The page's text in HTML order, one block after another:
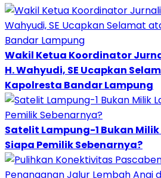
Wakil Ketua Koordinator
H. Wahyudi, SE Ucapkan
Kapolresta Bandar Lampung
Satelit Lampung-1 Bukan
Siapa Pemilik Sebenarnya?